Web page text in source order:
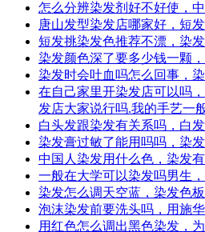
怎么分辨染发剂好不好使，
唐山发型染发店哪家好，短
短发挑染发色推荐不漂，染
染发颜色深了要多少钱一颗
染发时会吐血吗怎么回事，
在自己家里开染发店可以吗
发店大家说行吗.我的手艺一
白头发跟染发有关系吗，白
染发膏过敏了能用吗吗，染
中国人染发用什么色，染发
一般在大学可以染发吗男生
染发怎么调天空蓝，染发色
泡沫染发前要洗头吗，用施
用红色怎么调出黑色染发，